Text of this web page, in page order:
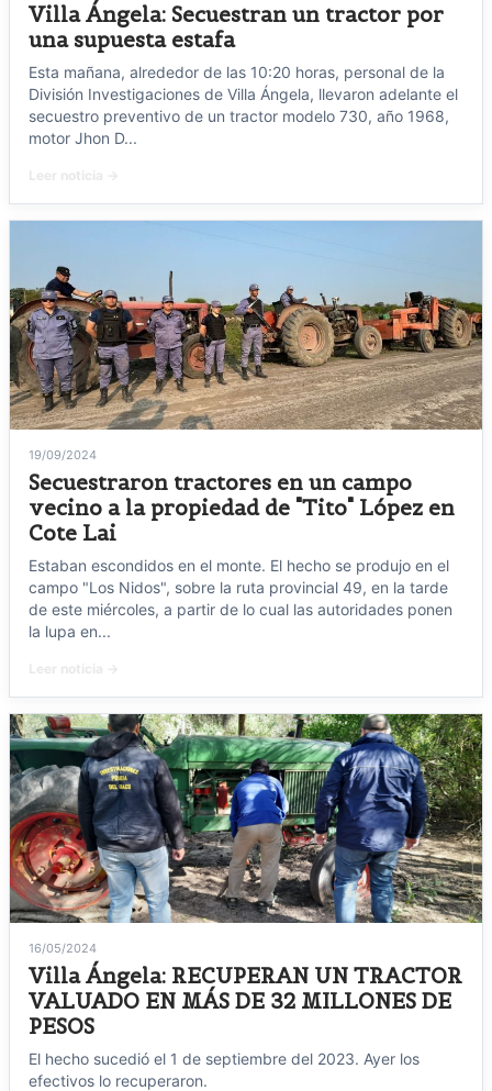
Villa Ángela: Secuestran un tractor por
una supuesta estafa
Esta mañana, alrededor de las 10:20 horas, personal de la
División Investigaciones de Villa Ángela, llevaron adelante el
secuestro preventivo de un tractor modelo 730, año 1968,
motor Jhon D...
19/09/2024
Secuestraron tractores en un campo
vecino a la propiedad de "Tito" López en
Cote Lai
Estaban escondidos en el monte. El hecho se produjo en el
campo "Los Nidos", sobre la ruta provincial 49, en la tarde
de este miércoles, a partir de lo cual las autoridades ponen
la lupa en...
16/05/2024
Villa Ángela: RECUPERAN UN TRACTOR
VALUADO EN MÁS DE 32 MILLONES DE
PESOS
El hecho sucedió el 1 de septiembre del 2023. Ayer los
efectivos lo recuperaron.